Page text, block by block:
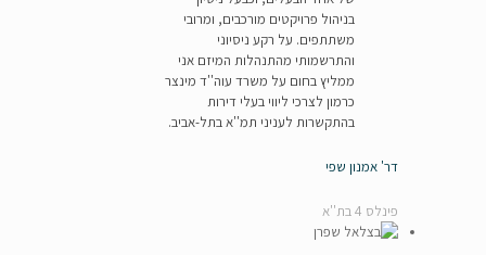
בניהול פרויקטים מורכבים, ומרובי
משתתפים. על רקע ניסיוני
והתרשמותי מהתנהלות המיזם אני
ממליץ בחום על משרד עוה''ד מינצר
כרמון לצרכי ליווי בעלי דירות
בהתקשרות לעניני תמ''א בתל-אביב.
דר' אמנון שפי
פינלס 4 בת''א